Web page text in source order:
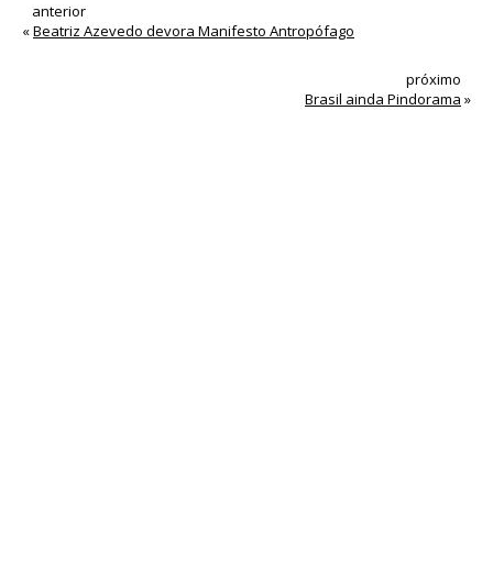
anterior
«Beatriz Azevedo devora Manifesto Antropófago
próximo
Brasil ainda Pindorama »